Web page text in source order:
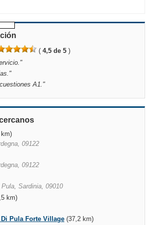
( 4,5 de 5 )
"
"
A1. "
09122
09122
Sardinia, 09010
km)
Pula Forte Village (37,2 km)